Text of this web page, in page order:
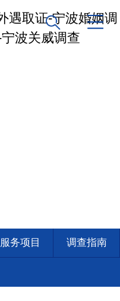
服务项目 调查指南